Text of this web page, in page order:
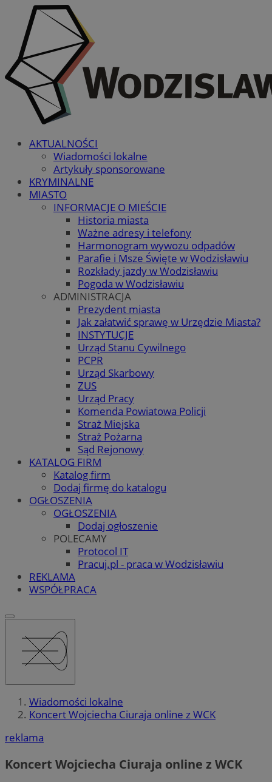
AKTUALNOŚCI
Wiadomości lokalne
Artykuły sponsorowane
KRYMINALNE
MIASTO
INFORMACJE O MIEŚCIE
Historia miasta
Ważne adresy i telefony
Harmonogram wywozu odpadów
Parafie i Msze Święte w Wodzisławiu
Rozkłady jazdy w Wodzisławiu
Pogoda w Wodzisławiu
ADMINISTRACJA
Prezydent miasta
Jak załatwić sprawę w Urzędzie Miasta?
INSTYTUCJE
Urząd Stanu Cywilnego
PCPR
Urząd Skarbowy
ZUS
Urząd Pracy
Komenda Powiatowa Policji
Straż Miejska
Straż Pożarna
Sąd Rejonowy
KATALOG FIRM
Katalog firm
Dodaj firmę do katalogu
OGŁOSZENIA
OGŁOSZENIA
Dodaj ogłoszenie
POLECAMY
Protocol IT
Pracuj.pl - praca w Wodzisławiu
REKLAMA
WSPÓŁPRACA
Wiadomości lokalne
Koncert Wojciecha Ciuraja online z WCK
reklama
Koncert Wojciecha Ciuraja online z WCK